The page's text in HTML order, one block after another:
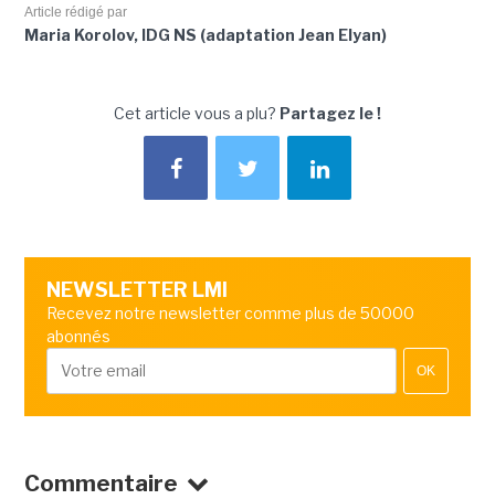
Article rédigé par
Maria Korolov, IDG NS (adaptation Jean Elyan)
Cet article vous a plu? Partagez le !
NEWSLETTER LMI
Recevez notre newsletter comme plus de 50000
abonnés
OK
Commentaire